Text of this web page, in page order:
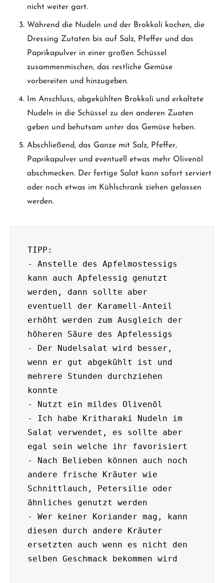
nicht weiter gart.
Während die Nudeln und der Brokkoli kochen, die
Dressing Zutaten bis auf Salz, Pfeffer und das
Paprikapulver in einer großen Schüssel
zusammenmischen, das restliche Gemüse
vorbereiten und hinzugeben.
Im Anschluss, abgekühlten Brokkoli und erkaltete
Nudeln in die Schüssel zu den anderen Zuaten
geben und behutsam unter das Gemüse heben.
Abschließend, das Ganze mit Salz, Pfeffer,
Paprikapulver und eventuell etwas mehr Olivenöl
abschmecken. Der fertige Salat kann sofort serviert
oder noch etwas im Kühlschrank ziehen gelassen
werden.
TIPP:
- Anstelle des Apfelmostessigs
kann auch Apfelessig genutzt
werden, dann sollte aber
eventuell der Karamell-Anteil
erhöht werden zum Ausgleich der
höheren Säure des Apfelessigs
- Der Nudelsalat wird besser,
wenn er gut abgekühlt ist und
mehrere Stunden durchziehen
konnte
- Nutzt ein mildes Olivenöl
- Ich habe Kritharaki Nudeln im
Salat verwendet, es sollte aber
egal sein welche ihr favorisiert
- Nach Belieben können auch noch
andere frische Kräuter wie
Schnittlauch, Petersilie oder
ähnliches genutzt werden
- Wer keiner Koriander mag, kann
diesen durch andere Kräuter
ersetzten auch wenn es nicht den
selben Geschmack bekommen wird